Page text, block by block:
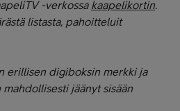
-verkossa kaapelikortin.
listasta, pahoitteluit
erillisen digiboksin merkki ja
jäänyt sisään